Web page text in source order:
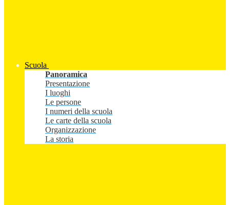
Scuola
Panoramica
Presentazione
I luoghi
Le persone
I numeri della scuola
Le carte della scuola
Organizzazione
La storia